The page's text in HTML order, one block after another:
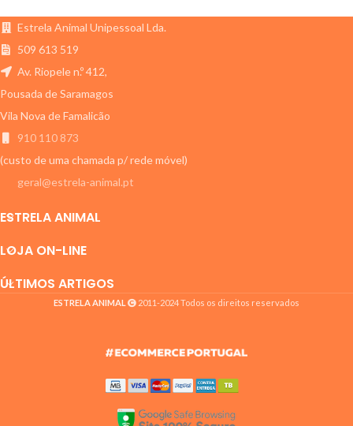
Estrela Animal Unipessoal Lda.
509 613 519
Av. Riopele n.º 412,
Pousada de Saramagos
Vila Nova de Famalicão
910 110 873
(custo de uma chamada p/ rede móvel)
geral@estrela-animal.pt
ESTRELA ANIMAL
LOJA ON-LINE
ÚLTIMOS ARTIGOS
ESTRELA ANIMAL 2011-2024 Todos os direitos reservados